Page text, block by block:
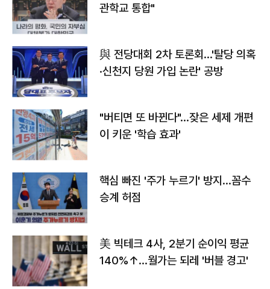
관학교 통합"
與 전당대회 2차 토론회…'탈당 의혹
·신천지 당원 가입 논란' 공방
"버티면 또 바뀐다"…잦은 세제 개편
이 키운 '학습 효과'
핵심 빠진 '주가 누르기' 방지…꼼수
승계 허점
美 빅테크 4사, 2분기 순이익 평균
140%↑…월가는 되레 '버블 경고'